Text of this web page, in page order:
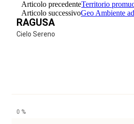
Articolo precedenteTerritorio
Articolo successivoGeo Ambiente
RAGUSA
Cielo Sereno
0 %